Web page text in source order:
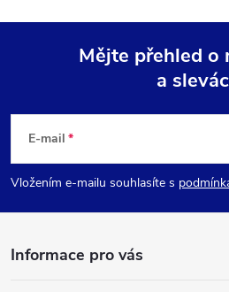
p
Mějte přehled o
a
E-mail
Vložením e-mailu souhlasíte s
Informace pro vás